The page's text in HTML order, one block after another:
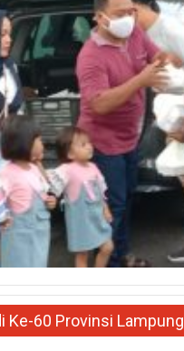
Ke-60 Provinsi Lampung